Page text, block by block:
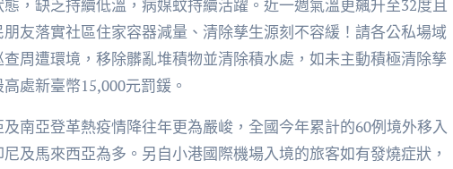
，缺乏持續低溫，病媒蚊持續活躍。近一週氣溫更飆升至32度且
友落實社區住家容器減量、清除孳生源刻不容緩！請各公私場域
周遭環境，移除髒亂堆積物並清除積水處，如未主動積極清除孳
處新臺幣15,000元罰鍰。
南亞登革熱疫情降往年更為嚴峻，全國今年累計的60例境外移入
及馬來西亞為多。另自小港國際機場入境的旅客如有發燒症狀，